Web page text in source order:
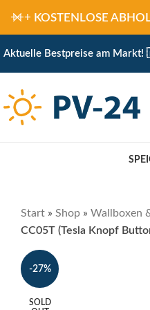
Aktuelle Bestpreise am
Start » Shop » Wallboxen
CC05T (Tesla Knopf
-27%
SOLD
+++ KOSTENLOSE